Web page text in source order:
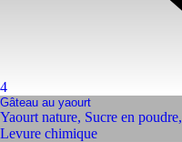
4
Gâteau au yaourt
Yaourt nature, Sucre en poudre,
Levure chimique